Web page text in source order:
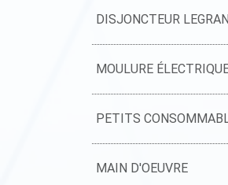
DISJONCTEUR
MOULURE
PETITS
MAIN D'OEUVRE